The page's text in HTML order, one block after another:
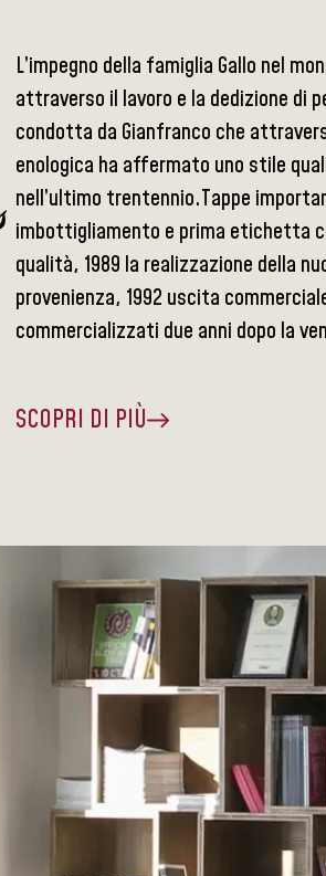
L’impegno della famiglia Gallo nel
attraverso il lavoro e la dedizione di
condotta da Gianfranco che
enologica ha affermato uno stile
nell’ultimo trentennio.Tappe
imbottigliamento e prima etichetta
qualità, 1989 la realizzazione della
provenienza, 1992 uscita
commercializzati due anni dopo la
SCOPRI DI PIÙ